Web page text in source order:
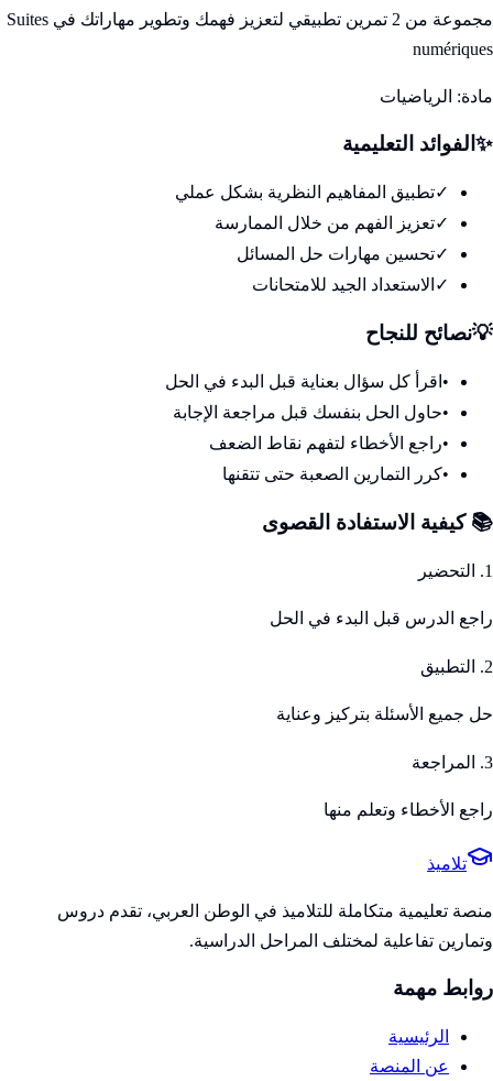
مجموعة من 2 تمرين تطبيقي لتعزيز فهمك وتطوير مهاراتك في Suites
numériques
مادة: الرياضيات
✨ الفوائد التعليمية
✓تطبيق المفاهيم النظرية بشكل عملي
✓تعزيز الفهم من خلال الممارسة
✓تحسين مهارات حل المسائل
✓ الاستعداد الجيد للامتحانات
💡نصائح للنجاح
• اقرأ كل سؤال بعناية قبل البدء في الحل
•حاول الحل بنفسك قبل مراجعة الإجابة
•راجع الأخطاء لتفهم نقاط الضعف
•كرر التمارين الصعبة حتى تتقنها
📚 كيفية الاستفادة القصوى
1. التحضير
راجع الدرس قبل البدء في الحل
2. التطبيق
حل جميع الأسئلة بتركيز وعناية
3. المراجعة
راجع الأخطاء وتعلم منها
تلاميذ
منصة تعليمية متكاملة للتلاميذ في الوطن العربي، تقدم دروس
وتمارين تفاعلية لمختلف المراحل الدراسية.
روابط مهمة
الرئيسية
عن المنصة